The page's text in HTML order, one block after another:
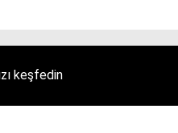
keşfedin